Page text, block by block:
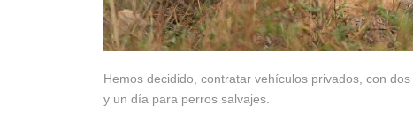
Hemos decidido, contratar vehículos privados, con
y un día para perros salvajes.